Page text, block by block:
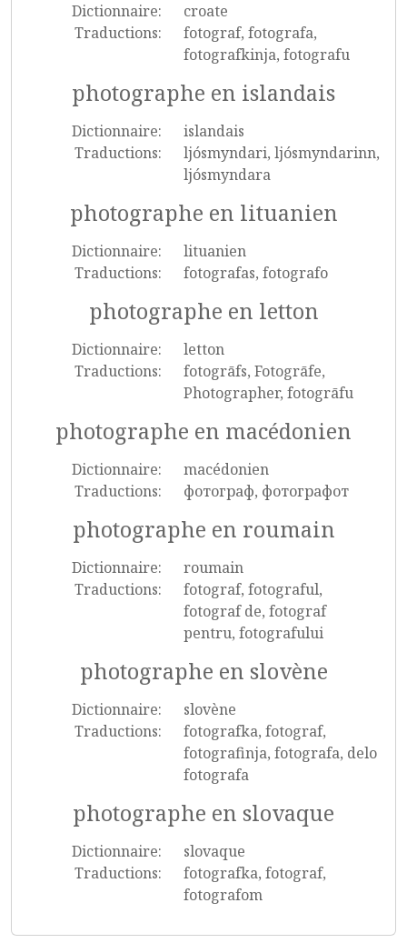
Dictionnaire:
croate
Traductions:
fotograf, fotografa,
fotografkinja, fotografu
photographe en islandais
Dictionnaire:
islandais
Traductions:
ljósmyndari, ljósmyndarinn,
ljósmyndara
photographe en lituanien
Dictionnaire:
lituanien
Traductions:
fotografas, fotografo
photographe en letton
Dictionnaire:
letton
Traductions:
fotogrāfs, Fotogrāfe,
Photographer, fotogrāfu
photographe en macédonien
Dictionnaire:
macédonien
Traductions:
фотограф, фотографот
photographe en roumain
Dictionnaire:
roumain
Traductions:
fotograf, fotograful,
fotograf de, fotograf
pentru, fotografului
photographe en slovène
Dictionnaire:
slovène
Traductions:
fotografka, fotograf,
fotografinja, fotografa, delo
fotografa
photographe en slovaque
Dictionnaire:
slovaque
Traductions:
fotografka, fotograf,
fotografom